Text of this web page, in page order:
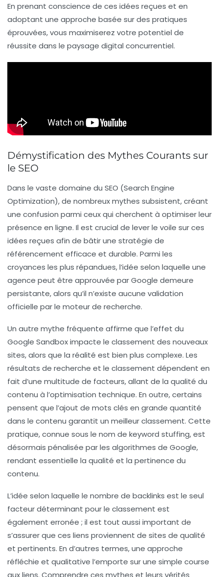
En prenant conscience de ces idées reçues et en
adoptant une approche basée sur des pratiques
éprouvées, vous maximiserez votre potentiel de
réussite dans le paysage digital concurrentiel.
Démystification des Mythes Courants sur
le SEO
Dans le vaste domaine du SEO (Search Engine
Optimization), de nombreuxmythes subsistent, créant
une confusion parmi ceux qui cherchent à optimiser leur
présence en ligne. Il est crucial de lever le voile sur ces
idées reçues afin de bâtir une stratégie de
référencement efficace et durable. Parmi les
croyances les plus répandues, l’idée selon laquelle une
agence peut être approuvée par Google demeure
persistante, alors qu’il n’existe aucune validation
officielle par le moteur de recherche.
Un autre mythe fréquente affirme que l’effet du
Google Sandboximpacte le classement des nouveaux
sites, alors que la réalité est bien plus complexe. Les
résultats de recherche et le classement dépendent en
fait d’une multitude de facteurs, allant de la qualité du
contenu à l’optimisation technique. En outre, certains
pensent que l’ajout de mots clés en grande quantité
dans le contenu garantit un meilleur classement. Cette
pratique, connue sous le nom de keyword stuffing, est
désormais pénalisée par les algorithmes de Google,
rendant essentielle la qualité et la pertinence du
contenu.
L’idée selon laquelle le nombre de backlinks est le seul
facteur déterminant pour le classement est
également erronée ; il est tout aussi important de
s’assurer que ces liens proviennent de sites de qualité
et pertinents. En d’autres termes, une approche
réfléchie et qualitative l’emporte sur une simple course
aux liens. Comprendre ces mythes et leurs vérités